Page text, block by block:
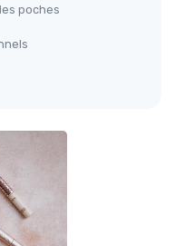
poches